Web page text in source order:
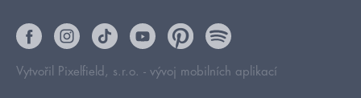
Vytvořil Pixelfield, s.r.o. - vývoj mobilních aplikací